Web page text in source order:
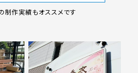
制作実績もオススメです